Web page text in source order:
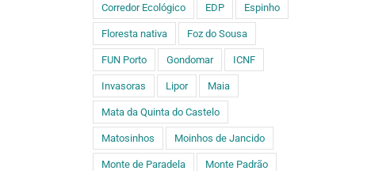
Corredor Ecológico EDP Espinho
Floresta nativa Foz do Sousa
FUN Porto Gondomar ICNF
Invasoras Lipor Maia
Mata da Quinta do Castelo
Matosinhos Moinhos de Jancido
Monte de Paradela Monte Padrão